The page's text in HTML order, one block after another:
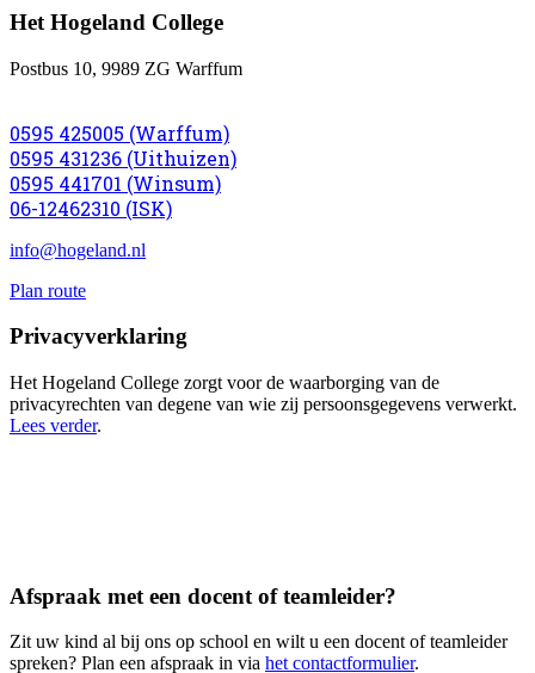
Het Hogeland College
Postbus 10, 9989 ZG Warffum
0595 425005 (Warffum)
0595 431236 (Uithuizen)
0595 441701 (Winsum)
06-12462310 (ISK)
info@hogeland.nl
Plan route
Privacyverklaring
Het Hogeland College zorgt voor de waarborging van de
privacyrechten van degene van wie zij persoonsgegevens verwerkt.
Lees verder.
Afspraak met een docent of teamleider?
Zit uw kind al bij ons op school en wilt u een docent of teamleider
spreken? Plan een afspraak in via het contactformulier.